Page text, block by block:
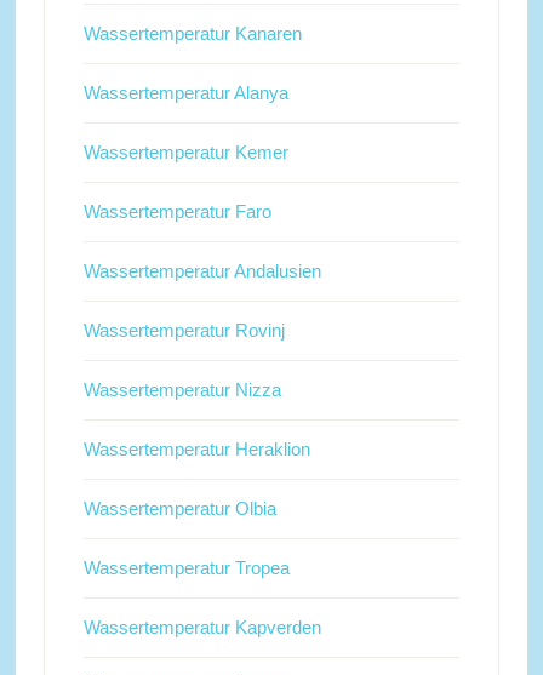
Wassertemperatur Kanaren
Wassertemperatur Alanya
Wassertemperatur Kemer
Wassertemperatur Faro
Wassertemperatur Andalusien
Wassertemperatur Rovinj
Wassertemperatur Nizza
Wassertemperatur Heraklion
Wassertemperatur Olbia
Wassertemperatur Tropea
Wassertemperatur Kapverden